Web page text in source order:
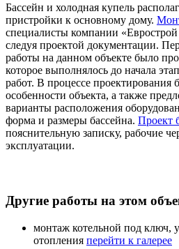
Бассейн и холодная купель
пристройки к основному дому.
специалисты компании
следуя проектой документации.
работы на данном объекте было
которое выполнялось до начала
работ. В процессе проектирования
особенности объекта, а также
варианты расположения
форма и размеры бассейна. Проект
пояснительную записку, рабочие
эксплуатации.
Другие работы на этом
монтаж котельной под ключ,
отопления перейти к галерее